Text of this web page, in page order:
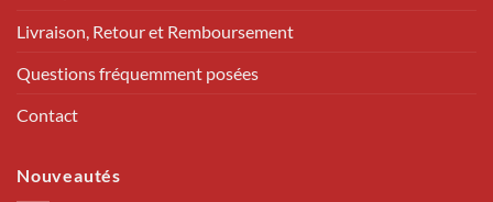
Livraison, Retour et Remboursement
Questions fréquemment posées
Contact
Nouveautés